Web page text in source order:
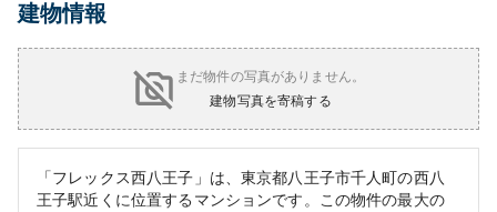
建物情報
まだ物件の写真がありません。
建物写真を寄稿する
「フレックス西八王子」は、東京都八王子市千人町の西八
王子駅近くに位置するマンションです。この物件の最大の